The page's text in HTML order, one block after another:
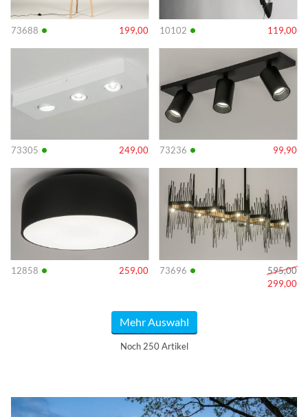
73688 • 199,00 10102 • 119,00
73305 • 249,00
Info
73236 • 99,90
Info
12858 • 259,00
Info
73696 •
595,00
299,00
Info
Mehr Auswahl
Noch 250 Artikel